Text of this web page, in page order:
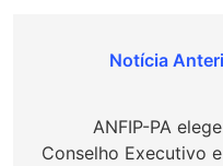
Navegação
Post
ANFIP-PA elege
Conselho Executivo e